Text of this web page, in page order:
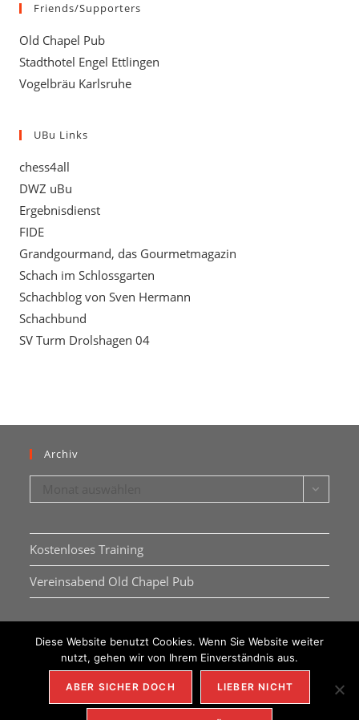
Friends/Supporters
Old Chapel Pub
Stadthotel Engel Ettlingen
Vogelbräu Karlsruhe
UBu Links
chess4all
DWZ uBu
Ergebnisdienst
FIDE
Grandgourmand, das Gourmetmagazin
Schach im Schlossgarten
Schachblog von Sven Hermann
Schachbund
SV Turm Drolshagen 04
Archiv
Kostenloses Training
Vereinsabend Old Chapel Pub
IMPRESSUM DSGVO KONTAKT REDAKTION
Diese Website benutzt Cookies. Wenn Sie Website weiter
nutzt, gehen wir von Ihrem Einverständnis aus.
ABER SICHER DOCH LIEBER NICHT